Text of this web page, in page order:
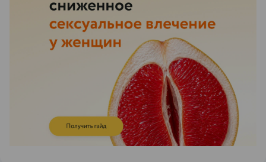
ЭФФЕКТИВНАЯ РЕКЛАМА НА САЙТЕ